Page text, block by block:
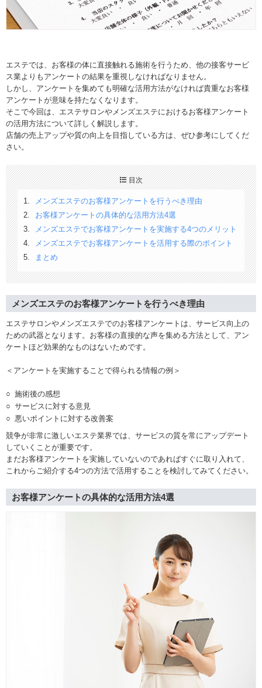
エステでは、お客様の体に直接触れる施術を行うため、他の接客サービ
ス業よりもアンケートの結果を重視しなければなりません。
しかし、アンケートを集めても明確な活用方法がなければ貴重なお客様
アンケートが意味を持たなくなります。
そこで今回は、エステサロンやメンズエステにおけるお客様アンケート
の活用方法について詳しく解説します。
店舗の売上アップや質の向上を目指している方は、ぜひ参考にしてくだ
さい。
目次
メンズエステのお客様アンケートを行うべき理由
お客様アンケートの具体的な活用方法4選
メンズエステでお客様アンケートを実施する4つのメリット
メンズエステでお客様アンケートを活用する際のポイント
まとめ
メンズエステのお客様アンケートを行うべき理由
エステサロンやメンズエステでのお客様アンケートは、サービス向上の
ための武器となります。お客様の直接的な声を集める方法として、アン
ケートほど効果的なものはないためです。
＜アンケートを実施することで得られる情報の例＞
施術後の感想
サービスに対する意見
悪いポイントに対する改善案
競争が非常に激しいエステ業界では、サービスの質を常にアップデート
していくことが重要です。
まだお客様アンケートを実施していないのであればすぐに取り入れて、
これからご紹介する4つの方法で活用することを検討してみてください。
お客様アンケートの具体的な活用方法4選